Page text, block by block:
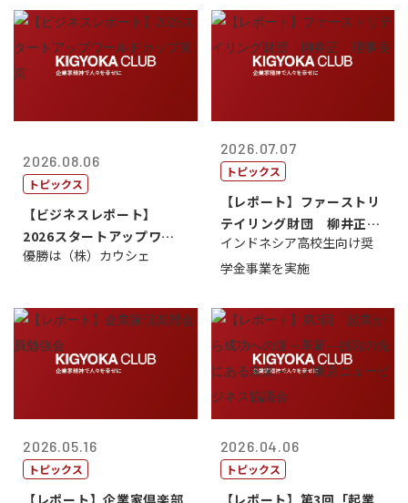
2026.08.06
トピックス
【ビジネスレポート】
2026スタートアップワー
ルドカップ東京
優勝は（株）カウシェ
2026.07.07
トピックス
【レポート】ファーストリ
テイリング財団 柳井正
理事長
インドネシア高校生向け奨
学金事業を実施
2026.05.16
トピックス
【レポート】企業家倶楽部
2026.04.06
トピックス
【レポート】第3回「起業